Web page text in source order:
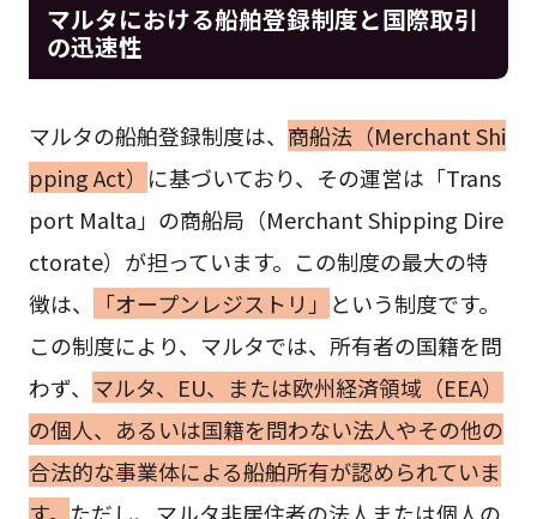
マルタにおける船舶登録制度と国際取引
の迅速性
マルタの船舶登録制度は、 商船法（Merchant Shi
pping Act） に基づいており、その運営は「Trans
port Malta」の商船局（Merchant Shipping Dire
ctorate）が担っています。この制度の最大の特
徴は、
「オープンレジストリ」 という制度です。
この制度により、マルタでは、所有者の国籍を問
わず、 マルタ、EU、または欧州経済領域（EEA）
の個人、あるいは国籍を問わない法人やその他の
合法的な事業体による船舶所有が認められていま
す。 ただし、マルタ非居住者の法人または個人の